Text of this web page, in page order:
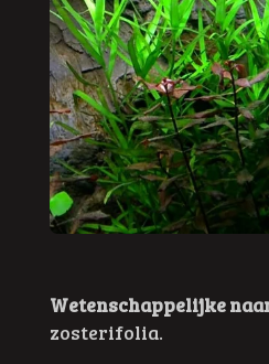
Wetenschappelijke
zosterifolia.